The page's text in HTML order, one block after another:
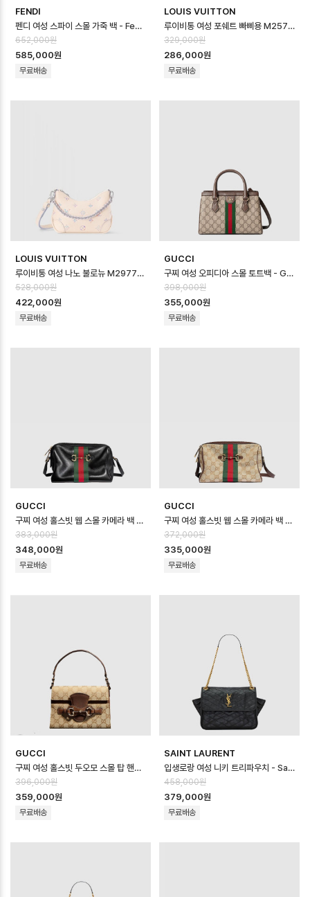
FENDI
펜디 여성 스파이 스몰 가죽 백 - Fendi Womens Spy Small Leather…
652,000원
585,000원
무료배송
LOUIS VUITTON
루이비통 여성 포쉐트 빠삐용 M25703 - Louis vuitton Womens Poch…
329,000원
286,000원
무료배송
LOUIS VUITTON
루이비통 여성 나노 불로뉴 M29779 - Louis vuitton Womens Nano …
528,000원
422,000원
무료배송
GUCCI
구찌 여성 오피디아 스몰 토트백 - Gucci Womens Ophidia Small Tot…
398,000원
355,000원
무료배송
GUCCI
구찌 여성 홀스빗 웹 스몰 카메라 백 - Gucci Womens Horsebit Web S…
383,000원
348,000원
무료배송
GUCCI
구찌 여성 홀스빗 웹 스몰 카메라 백 - Gucci Womens Horsebit Web S…
372,000원
335,000원
무료배송
GUCCI
구찌 여성 홀스빗 두오모 스몰 탑 핸들백 - Gucci Womens Horsebit Duo…
396,000원
359,000원
무료배송
SAINT LAURENT
입생로랑 여성 니키 트리파우치 - Saint Laurent Womens Niki Tripo…
458,000원
379,000원
무료배송